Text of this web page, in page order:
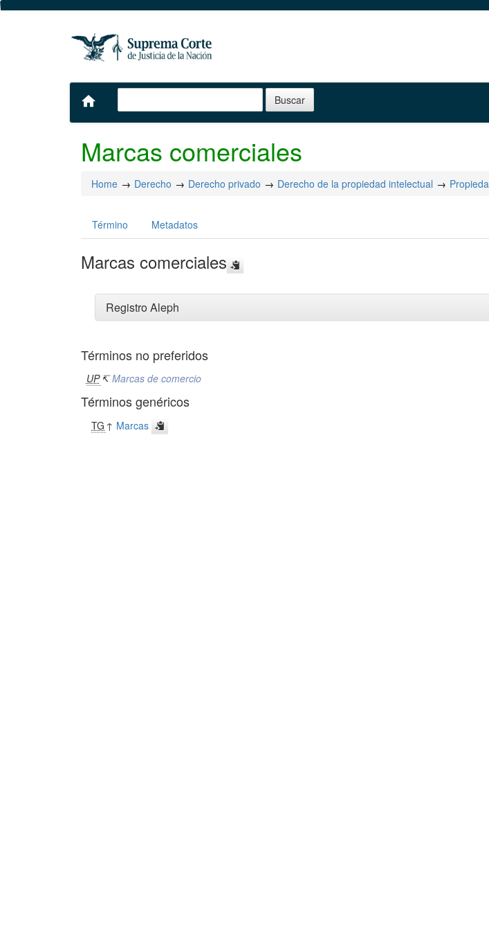
home
Marcas comerciales
Home Derecho Derecho privado Derecho de la propiedad intelectual
Término Metadatos
Marcas comerciales
Registro Aleph
Términos no preferidos
UP ↸Marcas de comercio
Términos genéricos
TG ↑ Marcas